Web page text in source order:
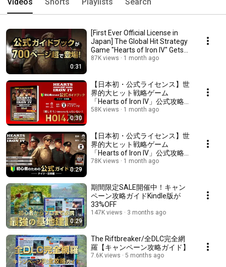
0:31
[First Ever Official License in
Japan] The Global Hit Strategy
Game "Hearts of Iron IV" Gets
an O...
87K views 1 month ago
0:30
【日本初・公式ライセンス】世
界的大ヒット戦略ゲーム
「Hearts of Iron IV」公式攻略本
が、700ページ超で登場！～
58K views 1 month ago
0:29
【日本初・公式ライセンス】世
界的大ヒット戦略ゲーム
「Hearts of Iron IV」公式攻略本
が、700ページ超で登場！～
78K views 1 month ago
0:29
期間限定SALE開催中！キャン
ペーン攻略ガイドKindle版が
33%OFF
147K views 3 months ago
The Riftbreaker/全DLC完全網
羅【キャンペーン攻略ガイド】
7.6K views 5 months ago